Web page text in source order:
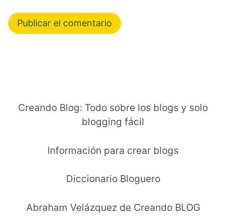
Creando Blog: Todo sobre los blogs y solo
blogging fácil
Información para crear blogs
Diccionario Bloguero
Abraham Velázquez de Creando BLOG